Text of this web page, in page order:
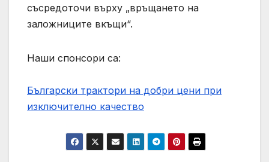
съсредоточи върху „връщането на
заложниците вкъщи“.
Наши спонсори са:
Български трактори на добри цени при
изключително качество